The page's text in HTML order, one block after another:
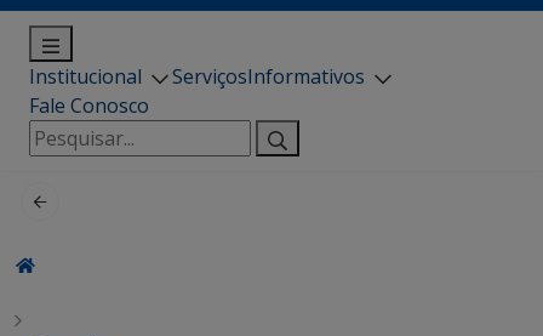
Institucional ServiçosInformativos
Fale Conosco
Pesquisar
por: